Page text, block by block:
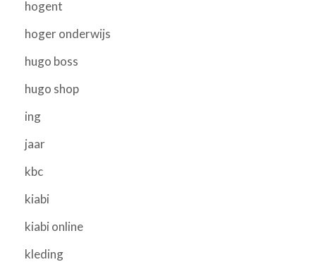
hogent
hoger onderwijs
hugo boss
hugo shop
ing
jaar
kbc
kiabi
kiabi online
kleding